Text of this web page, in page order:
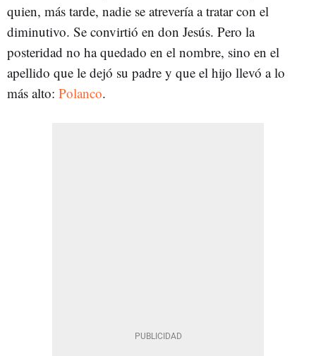
quien, más tarde, nadie se atrevería a tratar con el
diminutivo. Se convirtió en don Jesús. Pero la
posteridad no ha quedado en el nombre, sino en el
apellido que le dejó su padre y que el hijo llevó a lo
más alto: Polanco.